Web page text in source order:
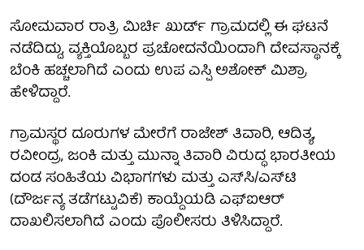
ಸೋಮವಾರ ರಾತ್ರಿ ಮಿರ್ಚಿ ಖುರ್ಡ್ ಗ್ರಾಮದಲ್ಲಿ ಈ ಘಟನೆ
ನಡೆದಿದ್ದು, ವ್ಯಕ್ತಿಯೊಬ್ಬರ ಪ್ರಚೋದನೆಯಿಂದಾಗಿ ದೇವಸ್ಥಾನಕ್ಕೆ
ಬೆಂಕಿ ಹಚ್ಚಲಾಗಿದೆ ಎಂದು ಉಪ ಎಸ್ಪಿ ಅಶೋಕ್ ಮಿಶ್ರಾ
ಹೇಳಿದ್ದಾರೆ.
ಗ್ರಾಮಸ್ಥರ ದೂರುಗಳ ಮೇರೆಗೆ ರಾಜೇಶ್ ತಿವಾರಿ, ಆದಿತ್ಯ,
ರವೀಂದ್ರ, ಜಂಕಿ ಮತ್ತು ಮುನ್ನಾ ತಿವಾರಿ ವಿರುದ್ಧ ಭಾರತೀಯ
ದಂಡ ಸಂಹಿತೆಯ ವಿಭಾಗಗಳು ಮತ್ತು ಎಸ್‌ಸಿ/ಎಸ್‌ಟಿ
(ದೌರ್ಜನ್ಯ ತಡೆಗಟ್ಟುವಿಕೆ) ಕಾಯ್ದೆಯಡಿ ಎಫ್‌ಐಆರ್
ದಾಖಲಿಸಲಾಗಿದೆ ಎಂದು ಪೊಲೀಸರು ತಿಳಿಸಿದ್ದಾರೆ.